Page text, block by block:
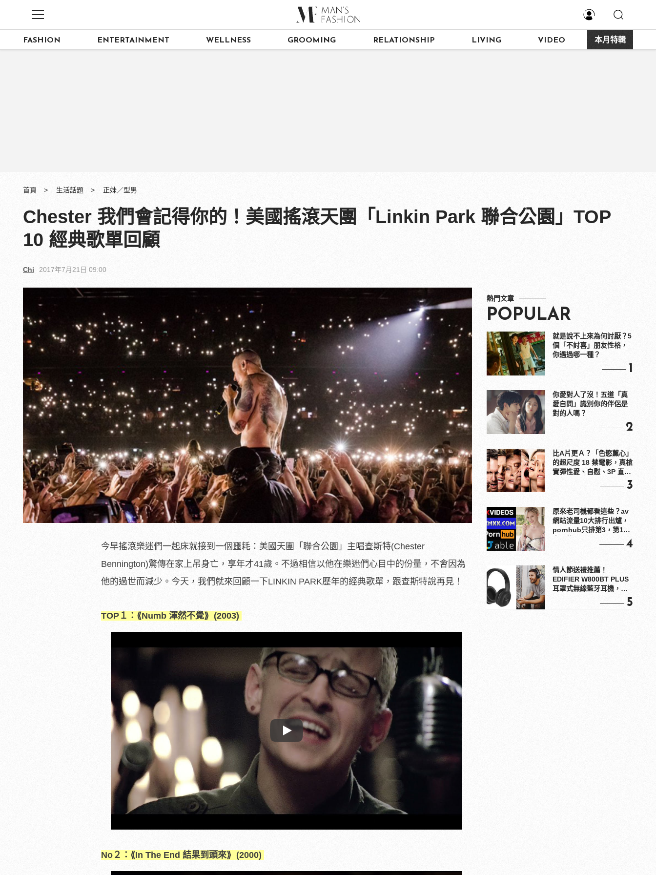
FASHION ENTERTAINMENT WELLNESS GROOMING RELATIONSHIP LIVING VIDEO 本月特輯
首頁 生活話題 正妹／型男
Chester 我們會記得你的！美國搖滾天團「Linkin Park 聯合公園」TOP
10 經典歌單回顧
Chi 2017年7月21日 09:00
今早搖滾樂迷們一起床就接到一個噩耗：美國天團「聯合公園」主唱查斯特(Chester
Bennington)驚傳在家上吊身亡，享年才41歲。不過相信以他在樂迷們心目中的份量，不會因為
他的過世而減少。今天，我們就來回顧一下LINKIN PARK歷年的經典歌單，跟查斯特說再見！
TOP１：⟪Numb 渾然不覺⟫ (2003)
Play
No２：⟪In The End 結果到頭來⟫ (2000)
熱門文章
POPULAR
就是說不上來為何討厭？5
個「不討喜」朋友性格，
你遇過哪一種？
1
你愛對人了沒！五道「真
愛自問」識別你的伴侶是
對的人嗎？
2
比A片更Ａ？「色慾薰心」
的超尺度 18 禁電影，真槍
實彈性愛、自慰、3P 直接
3
原來老司機都看這些？av
網站流量10大排行出爐，
pornhub只排第3，第1名
4
情人節送禮推薦！
EDIFIER W800BT PLUS
耳罩式無線藍牙耳機，在
5